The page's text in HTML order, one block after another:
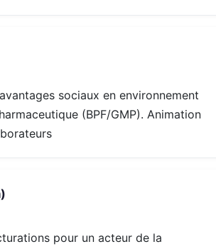
sociaux en environnement
(BPF/GMP). Animation
pour un acteur de la